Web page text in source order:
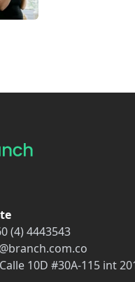
(4) 4443543
Calle 10D #30A-115 int